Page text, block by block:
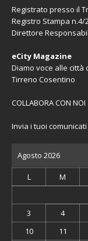
Registrato presso il
Registro Stampa n.4/
Direttore
eCity Magazine
Diamo voce alle città
Tirreno Cosentino
COLLABORA CON NOI
Invia i tuoi
Agosto 2026
L M
3
4
10
11